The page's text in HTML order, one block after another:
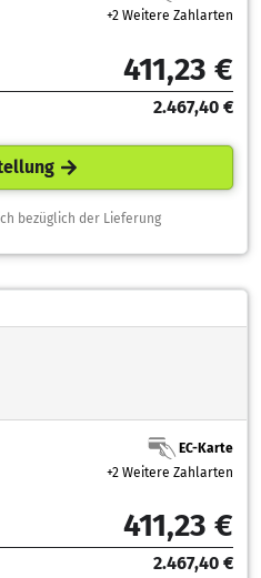
+2 Weitere Zahlarten
411,23 €
2.467,40 €
bezüglich der Lieferung
EC-Karte
+2 Weitere Zahlarten
411,23 €
2.467,40 €